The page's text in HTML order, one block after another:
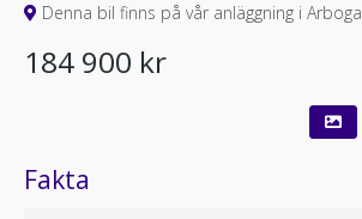
Denna bil finns på vår anläggning i Arboga
184 900 kr
Fakta